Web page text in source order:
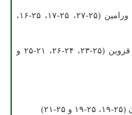
لبنیات هراز آمل ۲ - ۳ شهرداری ورامین (۲۵-۲۷، ۲۵-۱۷، ۲۵-۱۶،
آذرباتری ارومیه ۱ - ۳ شهرداری قزوین (۲۵-۲۳، ۲۴-۲۶، ۲۱-۲۵ و